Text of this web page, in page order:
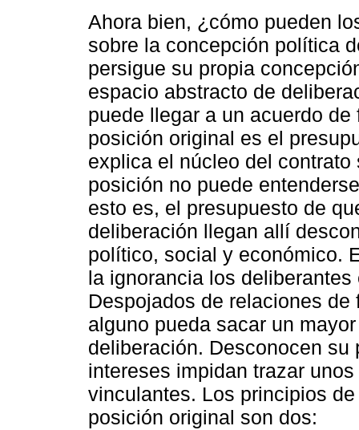
Ahora bien, ¿cómo pueden
sobre la concepción política
persigue su propia
espacio abstracto de
puede llegar a un acuerdo
posición original es el
explica el núcleo del
posición no puede
esto es, el presupuesto de
deliberación llegan allí
político, social y económico.
la ignorancia los
Despojados de relaciones
alguno pueda sacar un
deliberación. Desconocen
intereses impidan trazar
vinculantes. Los principios
posición original son dos: